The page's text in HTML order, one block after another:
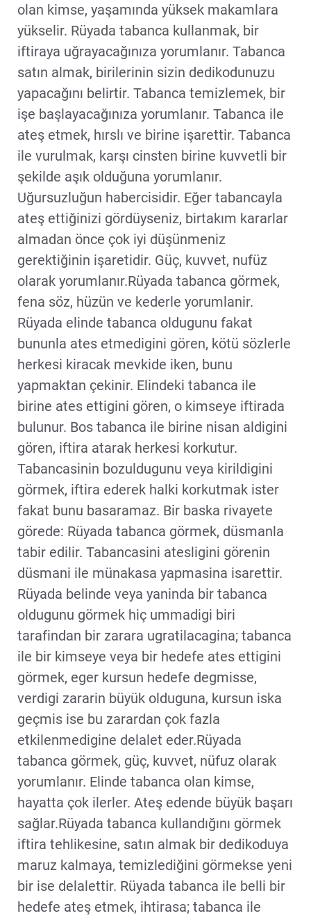
olan kimse, yaşamında yüksek makamlara
yükselir. Rüyada tabanca kullanmak, bir
iftiraya uğrayacağınıza yorumlanır. Tabanca
satın almak, birilerinin sizin dedikodunuzu
yapacağını belirtir. Tabanca temizlemek, bir
işe başlayacağınıza yorumlanır. Tabanca ile
ateş etmek, hırslı ve birine işarettir. Tabanca
ile vurulmak, karşı cinsten birine kuvvetli bir
şekilde aşık olduğuna yorumlanır.
Uğursuzluğun habercisidir. Eğer tabancayla
ateş ettiğinizi gördüyseniz, birtakım kararlar
almadan önce çok iyi düşünmeniz
gerektiğinin işaretidir. Güç, kuvvet, nufüz
olarak yorumlanır.Rüyada tabanca görmek,
fena söz, hüzün ve kederle yorumlanir.
Rüyada elinde tabanca oldugunu fakat
bununla ates etmedigini gören, kötü sözlerle
herkesi kiracak mevkide iken, bunu
yapmaktan çekinir. Elindeki tabanca ile
birine ates ettigini gören, o kimseye iftirada
bulunur. Bos tabanca ile birine nisan aldigini
gören, iftira atarak herkesi korkutur.
Tabancasinin bozuldugunu veya kirildigini
görmek, iftira ederek halki korkutmak ister
fakat bunu basaramaz. Bir baska rivayete
görede: Rüyada tabanca görmek, düsmanla
tabir edilir. Tabancasini atesligini görenin
düsmani ile münakasa yapmasina isarettir.
Rüyada belinde veya yaninda bir tabanca
oldugunu görmek hiç ummadigi biri
tarafindan bir zarara ugratilacagina; tabanca
ile bir kimseye veya bir hedefe ates ettigini
görmek, eger kursun hedefe degmisse,
verdigi zararin büyük olduguna, kursun iska
geçmis ise bu zarardan çok fazla
etkilenmedigine delalet eder.Rüyada
tabanca görmek, güç, kuvvet, nüfuz olarak
yorumlanır. Elinde tabanca olan kimse,
hayatta çok ilerler. Ateş edende büyük başarı
sağlar.Rüyada tabanca kullandığını görmek
iftira tehlikesine, satın almak bir dedikoduya
maruz kalmaya, temizlediğini görmekse yeni
bir ise delalettir. Rüyada tabanca ile belli bir
hedefe ateş etmek, ihtirasa; tabanca ile